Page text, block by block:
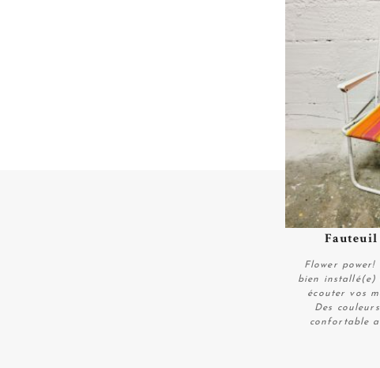
Fauteuil
Flower
bien
écouter vos
Des
confortable